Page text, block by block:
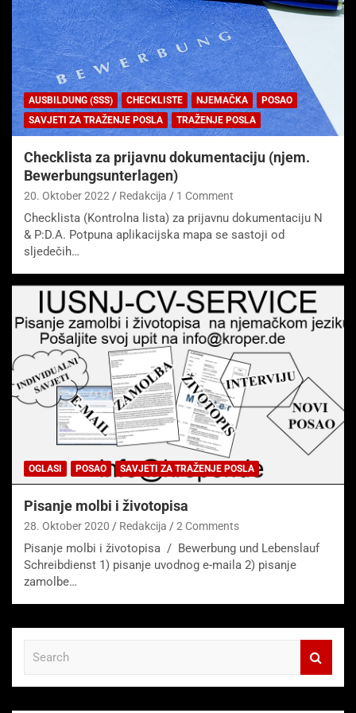
AUSBILDUNG (SSS) CHECKLISTE NJEMAČKA
POSAO
SAVJETI ZA TRAŽENJE POSLA
TRAŽENJE POSLA
Checklista za prijavnu dokumentaciju (njem.
Bewerbungsunterlagen)
20. Oktober 2022 Redakcija 1 Comment
Checklista (Kontrolna lista) za prijavnu dokumentaciju N
& P:D.A. Potpuna aplikacijska mapa se sastoji od
sljedečih…
OGLASI POSAO SAVJETI ZA TRAŽENJE POSLA
Pisanje molbi i životopisa
28. Oktober 2020 Redakcija 2 Comments
Pisanje molbi i životopisa / Bewerbung und Lebenslauf
Schreibdienst 1) pisanje uvodnog e-maila 2) pisanje
zamolbe…